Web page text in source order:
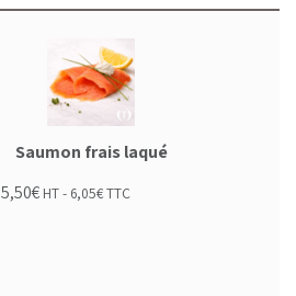
Saumon frais laqué
5,50€ HT - 6,05€TTC